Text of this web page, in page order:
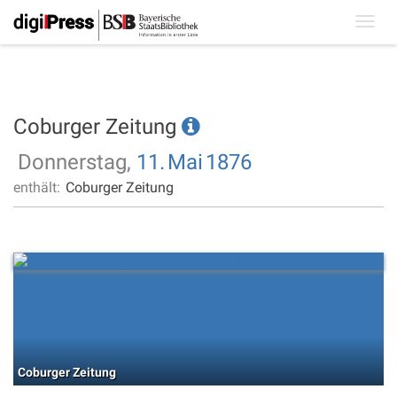
Coburger Zeitung
Donnerstag, 11. Mai 1876
enthält: Coburger Zeitung
Coburger Zeitung